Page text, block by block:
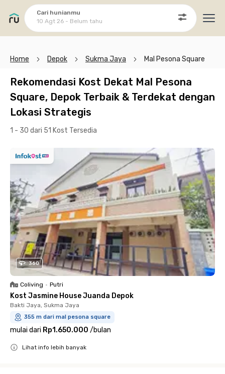
Cari hunianmu
10 Agt 26 - Belum tahu
Home Depok Sukma Jaya Mal Pesona Square
Rekomendasi Kost Dekat Mal Pesona
Square, Depok Terbaik & Terdekat dengan
Lokasi Strategis
1 - 30 dari 51 Kost Tersedia
360
Coliving • Putri
Kost Jasmine House Juanda Depok
Bakti Jaya, Sukma Jaya
355 m dari mal pesona square
mulai dari Rp1.650.000 /bulan
Lihat info lebih banyak